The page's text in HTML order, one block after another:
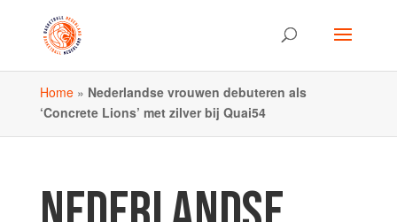
Home» Nederlandse vrouwen debuteren als
‘Concrete Lions’ met zilver bij Quai54